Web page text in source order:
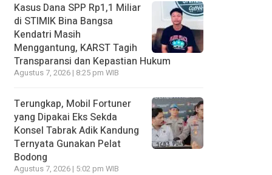
Kasus Dana SPP Rp1,1 Miliar
di STIMIK Bina Bangsa
Kendatri Masih
Menggantung, KARST Tagih
Transparansi dan Kepastian Hukum
Agustus 7, 2026 | 8:25 pm WIB
Terungkap, Mobil Fortuner
yang Dipakai Eks Sekda
Konsel Tabrak Adik Kandung
Ternyata Gunakan Pelat
Bodong
Agustus 7, 2026 | 5:02 pm WIB